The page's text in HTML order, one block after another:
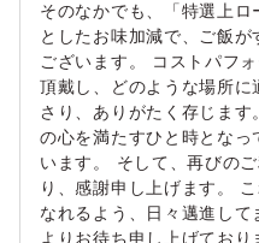
そのなかでも、「特選上ロ
としたお味加減で、ご飯
ございます。 コストパフ
頂戴し、どのような場所
さり、ありがたく存じま
の心を満たすひと時とな
います。 そして、再びの
り、感謝申し上げます。
なれるよう、日々邁進し
よりお待ち申し上げており